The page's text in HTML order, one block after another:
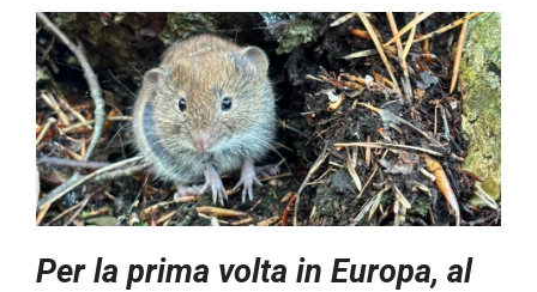
Per la prima volta in Europa, al